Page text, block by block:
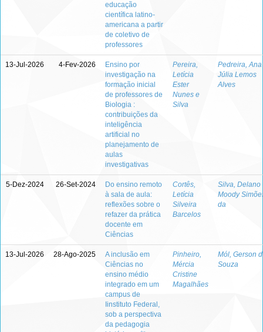
educação
científica latino-
americana a partir
de coletivo de
professores
13-Jul-2026 4-Fev-2026
Ensino por
investigação na
formação inicial
de professores de
Biologia :
contribuições da
inteligência
artificial no
planejamento de
aulas
investigativas
Pereira,
Letícia
Ester
Nunes e
Silva
Pedreira, Ana
Júlia Lemos
Alves
5-Dez-2024 26-Set-2024
Do ensino remoto
à sala de aula:
reflexões sobre o
refazer da prática
docente em
Ciências
Cortês,
Letícia
Silveira
Barcelos
Silva, Delano
Moody
da
13-Jul-2026 28-Ago-2025
A inclusão em
Ciências no
ensino médio
integrado em um
campus de
Iinstituto Federal,
sob a perspectiva
da pedagogia
Pinheiro,
Mércia
Cristine
Magalhães
Mól, Gerson
Souza